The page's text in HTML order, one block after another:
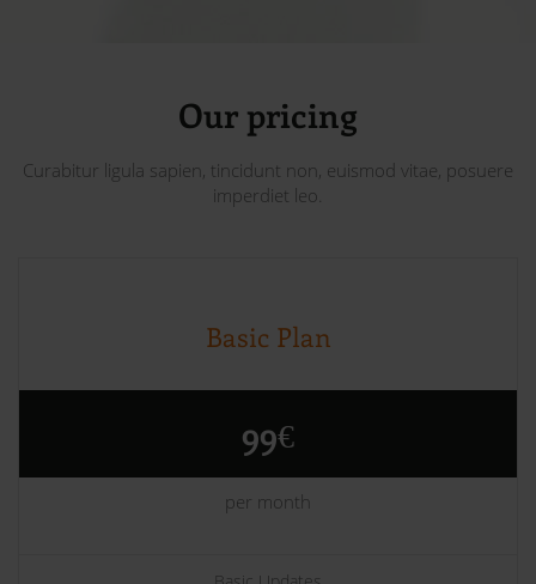
Our pricing
Curabitur ligula sapien, tincidunt non, euismod vitae, posuere
imperdiet leo.
Basic Plan
99€
per month